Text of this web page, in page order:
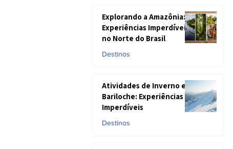
Explorando a Amazônia:
Experiências Imperdíveis
no Norte do Brasil
Destinos
Atividades de Inverno em
Bariloche: Experiências
Imperdíveis
Destinos